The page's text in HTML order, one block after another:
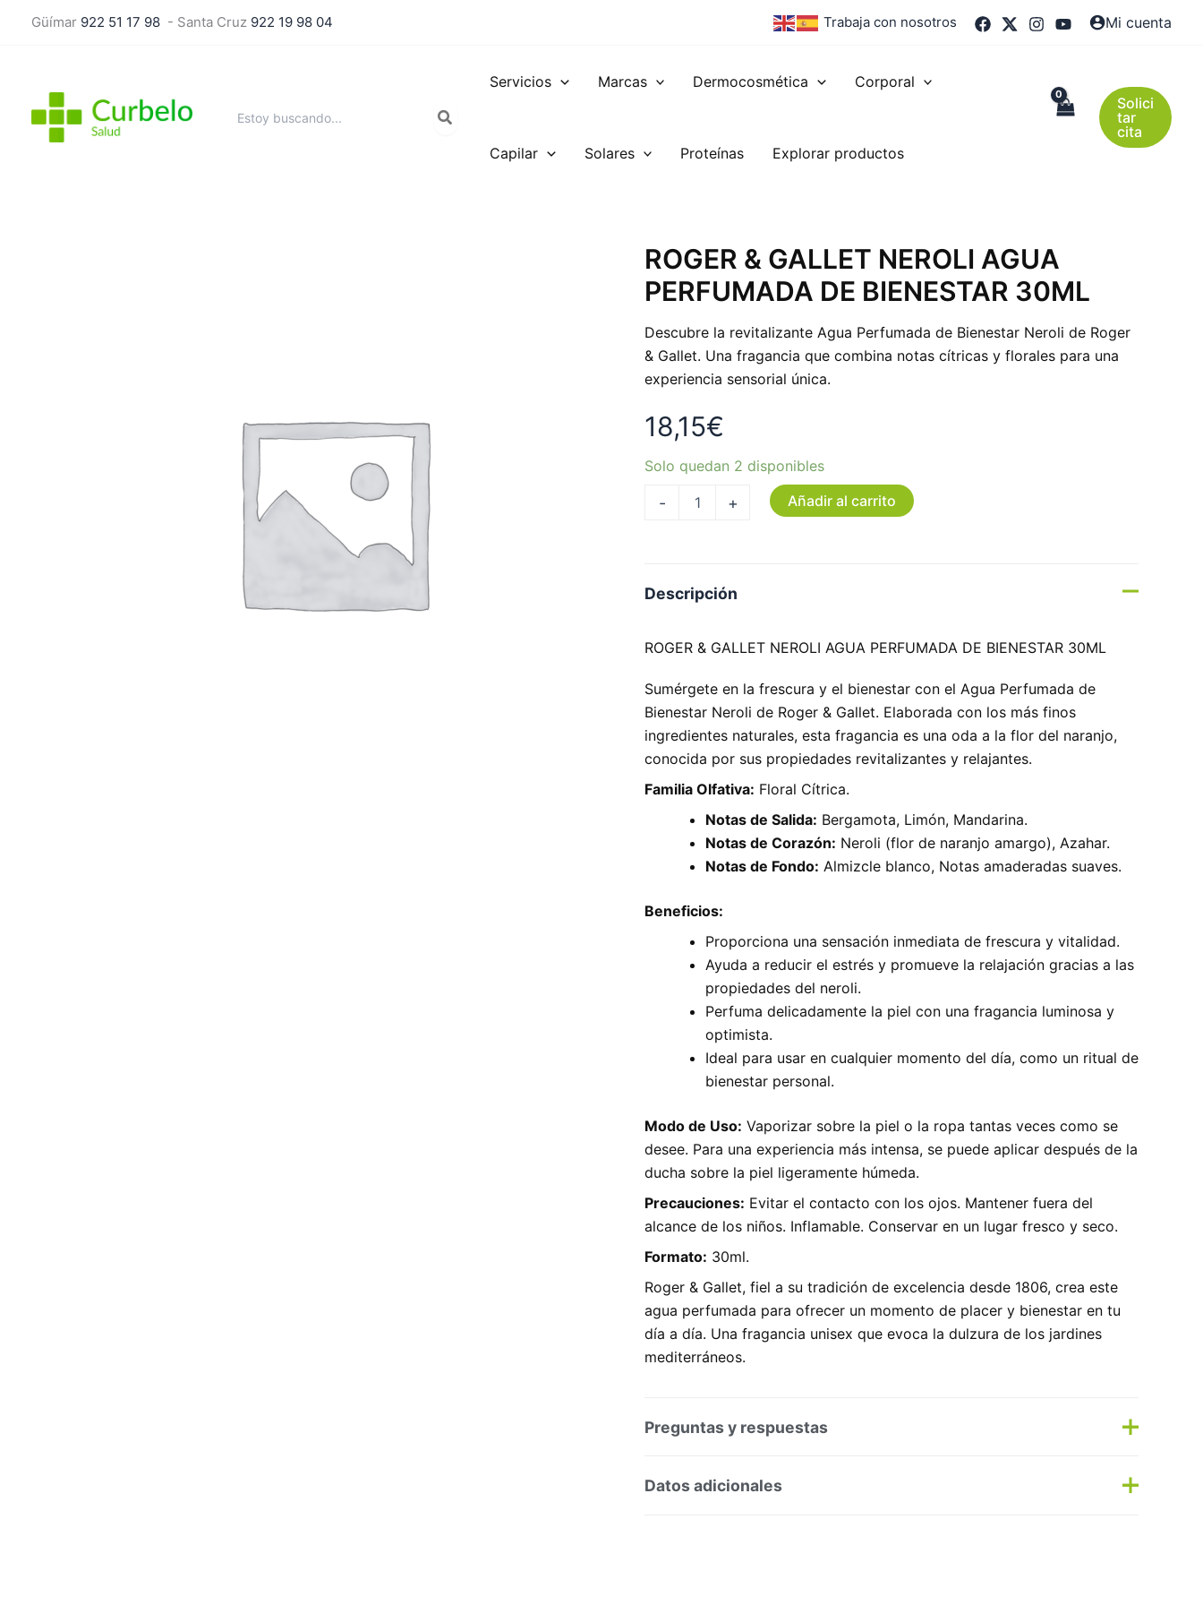
Güímar 922 51 17 98 - Santa Cruz 922 19 98 04 Trabaja con nosotros Mi cuenta
por:
Servicios Marcas Dermocosmética Corporal
Capilar Solares Proteínas Explorar productos
Solici
tar
cita
ROGER & GALLET NEROLI AGUA
PERFUMADA DE BIENESTAR 30ML
Descubre la revitalizante Agua Perfumada de Bienestar Neroli de Roger
& Gallet. Una fragancia que combina notas cítricas y florales para una
experiencia sensorial única.
18,15€
Solo quedan 2 disponibles
-
ROGER
&
GALLET
NEROLI
PERFUMADA
DE
BIENESTAR
+ Añadir al carrito
Descripción
ROGER & GALLET NEROLI AGUA PERFUMADA DE BIENESTAR 30ML
Sumérgete en la frescura y el bienestar con el Agua Perfumada de
Bienestar Neroli de Roger & Gallet. Elaborada con los más finos
ingredientes naturales, esta fragancia es una oda a la flor del naranjo,
conocida por sus propiedades revitalizantes y relajantes.
Familia Olfativa: Floral Cítrica.
Notas de Salida: Bergamota, Limón, Mandarina.
Notas de Corazón: Neroli (flor de naranjo amargo), Azahar.
Notas de Fondo: Almizcle blanco, Notas amaderadas suaves.
Beneficios:
Proporciona una sensación inmediata de frescura y vitalidad.
Ayuda a reducir el estrés y promueve la relajación gracias a las
propiedades del neroli.
Perfuma delicadamente la piel con una fragancia luminosa y
optimista.
Ideal para usar en cualquier momento del día, como un ritual de
bienestar personal.
Modo de Uso: Vaporizar sobre la piel o la ropa tantas veces como se
desee. Para una experiencia más intensa, se puede aplicar después de la
ducha sobre la piel ligeramente húmeda.
Precauciones: Evitar el contacto con los ojos. Mantener fuera del
alcance de los niños. Inflamable. Conservar en un lugar fresco y seco.
Formato: 30ml.
Roger & Gallet, fiel a su tradición de excelencia desde 1806, crea este
agua perfumada para ofrecer un momento de placer y bienestar en tu
día a día. Una fragancia unisex que evoca la dulzura de los jardines
mediterráneos.
Preguntas y respuestas
Preguntas y respuestas
Datos adicionales